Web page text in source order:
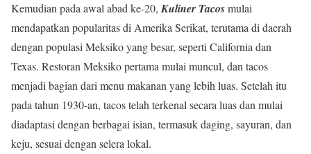
Kemudian pada awal abad ke-20, Kuliner Tacosmulai
mendapatkan popularitas di Amerika Serikat, terutama di daerah
dengan populasi Meksiko yang besar, seperti California dan
Texas. Restoran Meksiko pertama mulai muncul, dan tacos
menjadi bagian dari menu makanan yang lebih luas. Setelah itu
pada tahun 1930-an, tacos telah terkenal secara luas dan mulai
diadaptasi dengan berbagai isian, termasuk daging, sayuran, dan
keju, sesuai dengan selera lokal.